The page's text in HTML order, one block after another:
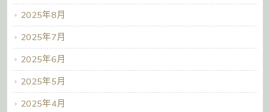
2025年8月
2025年7月
2025年6月
2025年5月
2025年4月